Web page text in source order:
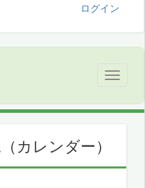
ログイン
カレンダー）